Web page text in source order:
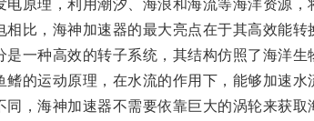
理，利用潮汐、海浪和海流等海洋资源，
，海神加速器的最大亮点在于其高效能转
种高效的转子系统，其结构仿照了海洋生
运动原理，在水流的作用下，能够加速水
海神加速器不需要依靠巨大的涡轮来获取